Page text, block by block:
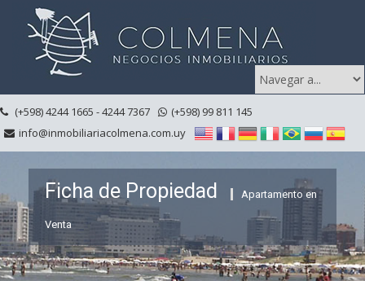
(+598) 4244 1665 - 4244 7367
(+598) 99 811 145
info@inmobiliariacolmena.com.uy
Ficha de Propiedad Apartamento en
Venta